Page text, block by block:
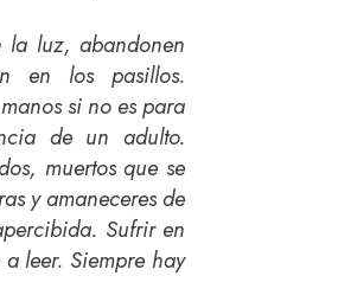
la luz, abandonen
en los pasillos.
si no es para
de un adulto.
muertos que se
y amaneceres de
Sufrir en
leer. Siempre hay